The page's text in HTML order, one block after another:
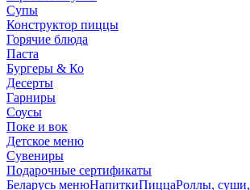
Супы
Конструктор пиццы
Горячие блюда
Паста
Бургеры & Ко
Десерты
Гарниры
Соусы
Поке и вок
Детское меню
Сувениры
Подарочные сертификаты
Беларусь менюНапиткиПиццаРоллы, суши,